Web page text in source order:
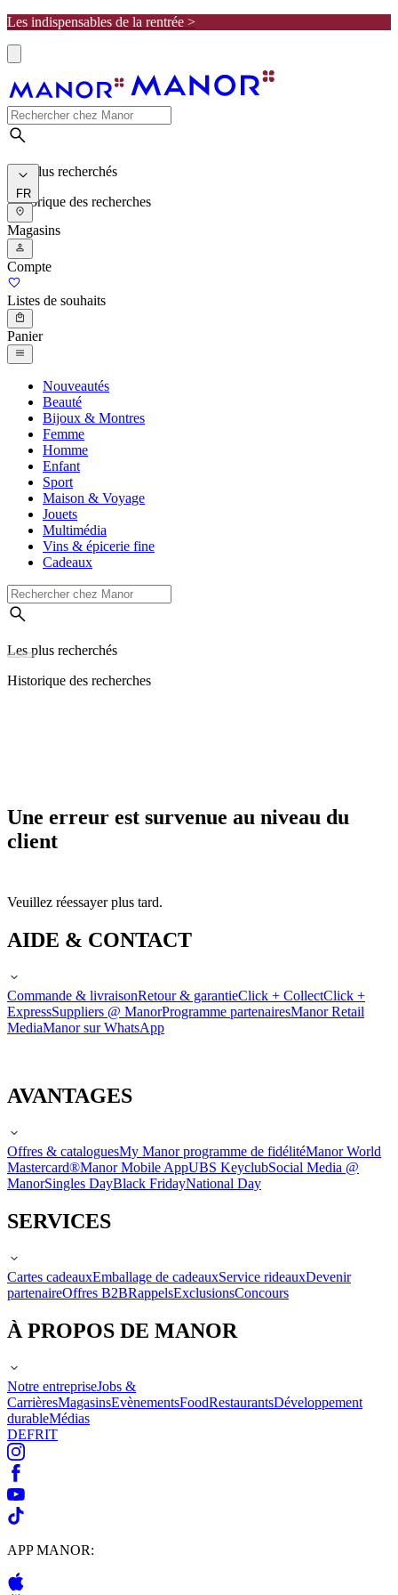
Les indispensables de la rentrée >
Les plus recherchés
Historique des recherches
FR
Magasins
Compte
Listes de souhaits
Panier
Nouveautés
Beauté
Bijoux & Montres
Femme
Homme
Enfant
Sport
Maison & Voyage
Jouets
Multimédia
Vins & épicerie fine
Cadeaux
Les plus recherchés
Historique des recherches
Une erreur est survenue au niveau du
client
Veuillez réessayer plus tard.
AIDE & CONTACT
Commande & livraisonRetour & garantieClick + CollectClick +
ExpressSuppliers @ ManorProgramme partenairesManor Retail
MediaManor sur WhatsApp
AVANTAGES
Offres & cataloguesMy Manor programme de fidélitéManor World
Mastercard®Manor Mobile AppUBS KeyclubSocial Media @
ManorSingles DayBlack FridayNational Day
SERVICES
Cartes cadeauxEmballage de cadeauxService rideauxDevenir
partenaireOffres B2BRappelsExclusionsConcours
À PROPOS DE MANOR
Notre entrepriseJobs &
CarrièresMagasinsEvènementsFoodRestaurantsDéveloppement
durableMédias
DEFRIT
APP MANOR: